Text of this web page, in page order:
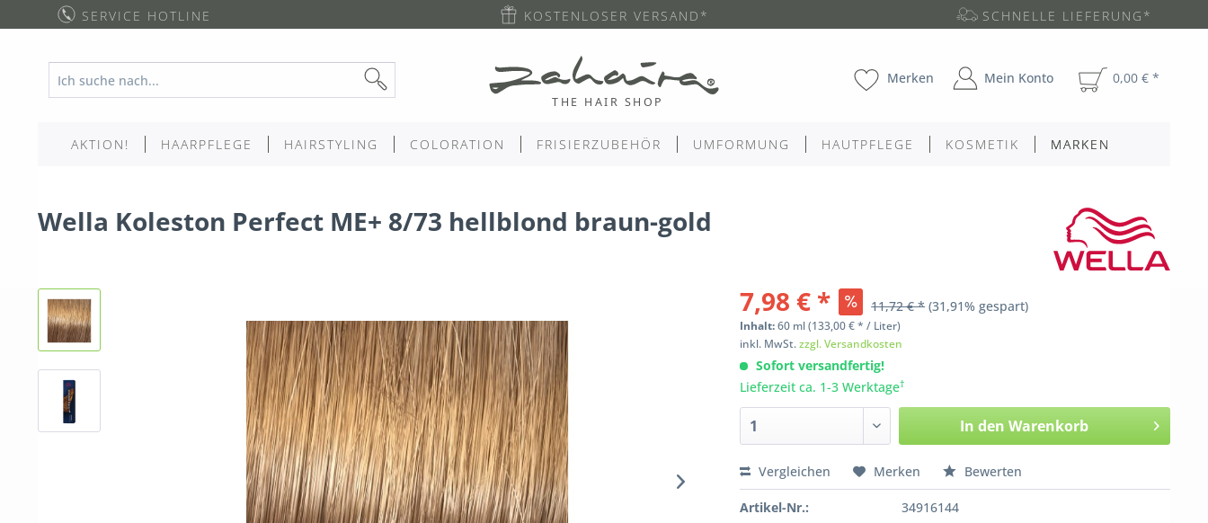
SERVICE HOTLINE KOSTENLOSER VERSAND* SCHNELLE LIEFERUNG*
Merken Mein Konto 0,00 € *
AKTION! HAARPFLEGE HAIRSTYLING COLORATION FRISIERZUBEHÖR UMFORMUNG HAUTPFLEGE KOSMETIK MARKEN
Wella Koleston Perfect ME+ 8/73 hellblond braun-gold
7,98 € * 11,72 € * (31,91% gespart)
Inhalt:60 ml(133,00 € * / Liter)
inkl. MwSt.zzgl. Versandkosten
Sofort versandfertig!
Lieferzeit ca. 1-3 Werktage†
In den Warenkorb
Vergleichen Merken Bewerten
Artikel-Nr.: 34916144